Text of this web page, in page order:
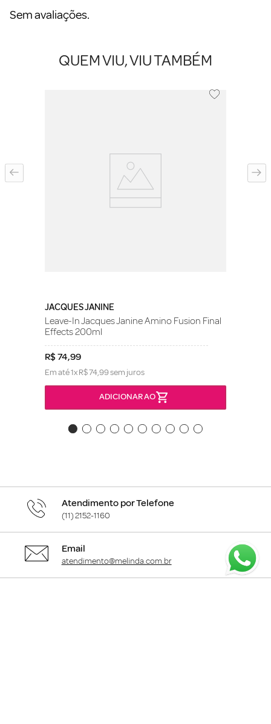
Sem avaliações.
QUEM VIU, VIU TAMBÉM
JACQUES JANINE
Leave-In Jacques Janine Amino Fusion Final
Effects 200ml
R$74,99
Em até1xR$74,99sem juros
ADICIONAR AO
Atendimento por Telefone
(11) 2152-1160
Email
atendimento@melinda.com.br